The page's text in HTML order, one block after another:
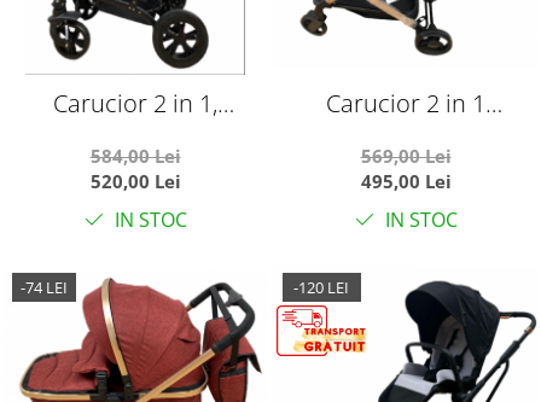
Carucior 2 in 1,
suspensii duble,
Teknum 6618, gri
584,00 Lei
520,00 Lei
IN STOC
Carucior 2 in 1
sport, 608 Gri
569,00 Lei
495,00 Lei
IN STOC
-74 LEI -120 LEI